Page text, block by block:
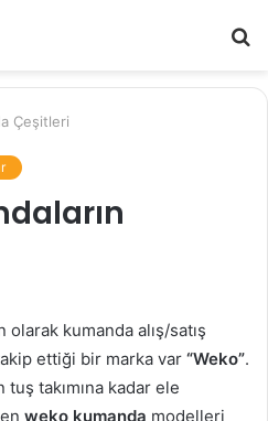
Çeşitleri
kumanda alış/satış
ettiği bir marka var “Weko”.
takımına kadar ele
weko kumanda modelleri